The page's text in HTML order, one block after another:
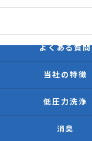
よくある質問
当社の特徴
低圧力洗浄
消臭